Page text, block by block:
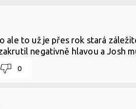
ale to už je přes rok stará
negativně hlavou a Josh
0